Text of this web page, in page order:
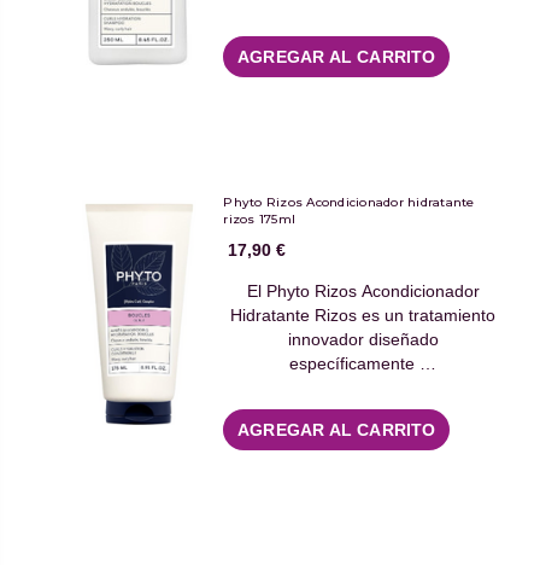
AGREGAR AL CARRITO
Phyto Rizos Acondicionador hidratante
rizos 175ml
17,90 €
El Phyto Rizos Acondicionador
Hidratante Rizos es un tratamiento
innovador diseñado
específicamente …
AGREGAR AL CARRITO